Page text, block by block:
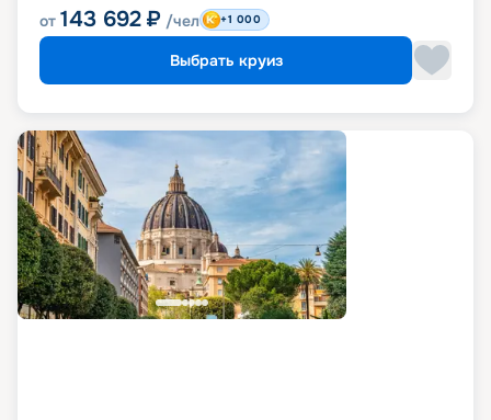
от 143 692 ₽ /чел +1 000
Выбрать круиз